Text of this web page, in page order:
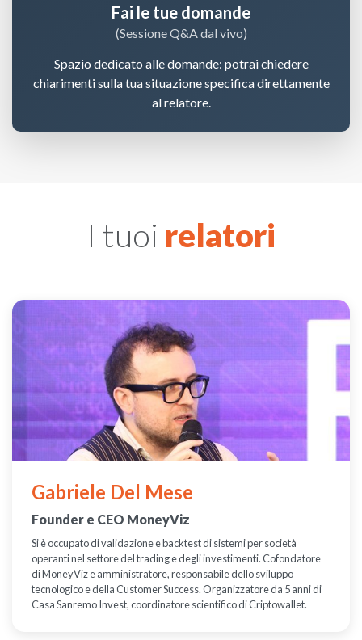
Fai le tue domande
(Sessione Q&A dal vivo)
Spazio dedicato alle domande: potrai chiedere
chiarimenti sulla tua situazione specifica direttamente
al relatore.
I tuoi relatori
Gabriele Del Mese
Founder e CEO MoneyViz
Si è occupato di validazione e backtest di sistemi per società
operanti nel settore del trading e degli investimenti. Cofondatore
di MoneyViz e amministratore, responsabile dello sviluppo
tecnologico e della Customer Success. Organizzatore da 5 anni di
Casa Sanremo Invest, coordinatore scientifico di Criptowallet.